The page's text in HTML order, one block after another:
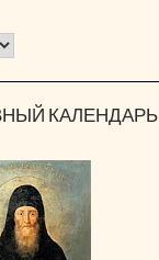
КАЛЕНДАРЬ